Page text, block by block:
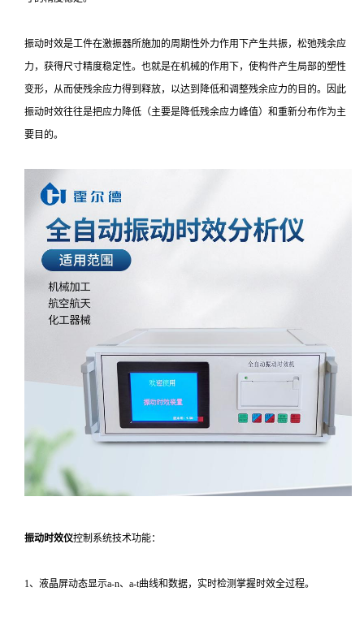
振动时效是工件在激振器所施加的周期性外力作用下产生共振，松弛残余应
力，获得尺寸精度稳定性。也就是在机械的作用下，使构件产生局部的塑性
变形，从而使残余应力得到释放，以达到降低和调整残余应力的目的。因此
振动时效往往是把应力降低（主要是降低残余应力峰值）和重新分布作为主
要目的。
振动时效仪控制系统技术功能：
1、液晶屏动态显示a-n、a-t曲线和数据，实时检测掌握时效全过程。